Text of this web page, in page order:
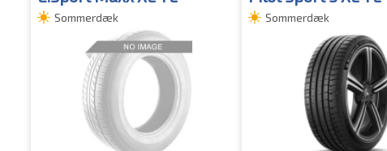
Sommerdæk Sommerdæk